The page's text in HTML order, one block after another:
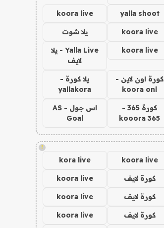
yalla shoot
koora live
koora live يلا شوت
koora live
Yalla Live - يلا
لايف
كورة اون لاين -
koora onl
يلا كورة -
yallakora
كورة 365 -
kooora 365
اس جول - AS
Goal
!
koora live
kora live
كورة لايف koora live
كورة لايف koora live
كورة لايف koora live